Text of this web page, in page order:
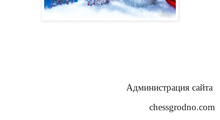
Администрация сайта
chessgrodno.com